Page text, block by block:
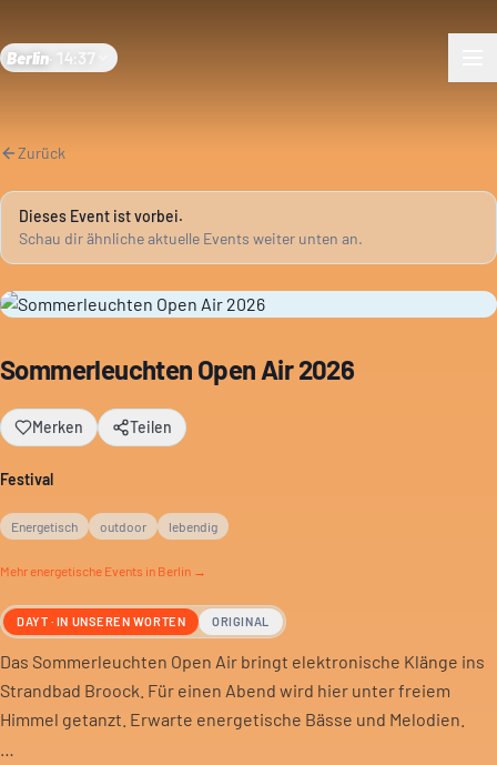
Berlin 14:37
Zurück
Dieses Event ist vorbei.
Schau dir ähnliche aktuelle Events weiter unten an.
Sommerleuchten Open Air 2026
Merken Teilen
Festival
Energetisch outdoor lebendig
Mehr energetische Events in Berlin →
DAYT · IN UNSEREN WORTEN ORIGINAL
Das Sommerleuchten Open Air bringt elektronische Klänge ins
Strandbad Broock. Für einen Abend wird hier unter freiem
Himmel getanzt. Erwarte energetische Bässe und Melodien.